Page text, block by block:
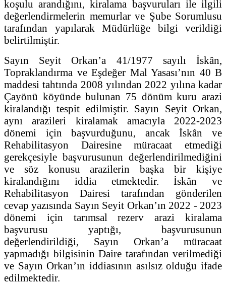
koşulu arandığını, kiralama başvuruları ile ilgili
değerlendirmelerin memurlar ve Şube Sorumlusu
tarafından yapılarak Müdürlüğe bilgi verildiği
belirtilmiştir.
Sayın Seyit Orkan’a 41/1977 sayılı İskân,
Topraklandırma ve Eşdeğer Mal Yasası’nın 40 B
maddesi tahtında 2008 yılından 2022 yılına kadar
Çayönü köyünde bulunan 75 dönüm kuru arazi
kiralandığı tespit edilmiştir. Sayın Seyit Orkan,
aynı arazileri kiralamak amacıyla 2022-2023
dönemi için başvurduğunu, ancak İskân ve
Rehabilitasyon Dairesine müracaat etmediği
gerekçesiyle başvurusunun değerlendirilmediğini
ve söz konusu arazilerin başka bir kişiye
kiralandığını iddia etmektedir. İskân ve
Rehabilitasyon Dairesi tarafından gönderilen
cevap yazısında Sayın Seyit Orkan’ın 2022 - 2023
dönemi için tarımsal rezerv arazi kiralama
başvurusu yaptığı, başvurusunun
değerlendirildiği, Sayın Orkan’a müracaat
yapmadığı bilgisinin Daire tarafından verilmediği
ve Sayın Orkan’ın iddiasının asılsız olduğu ifade
edilmektedir.